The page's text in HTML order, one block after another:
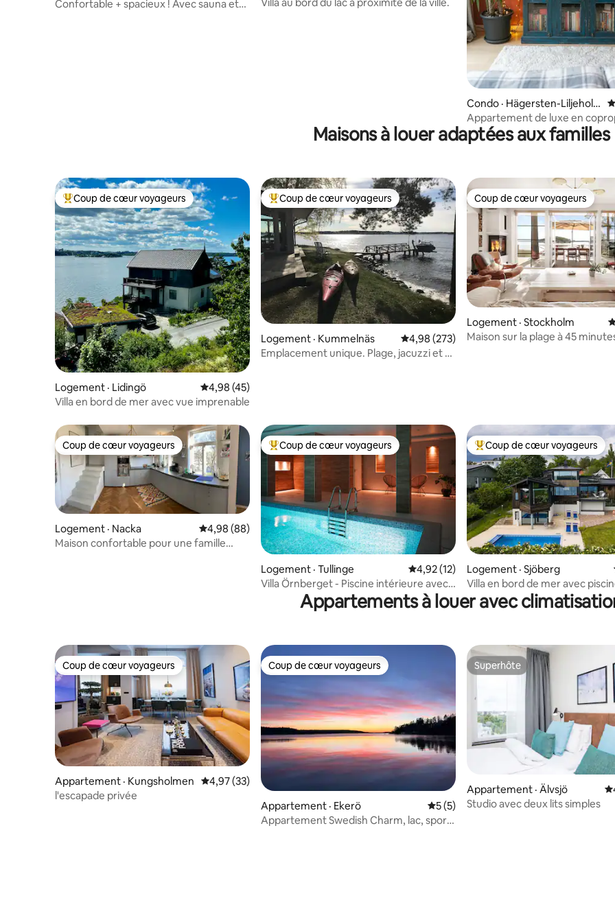
Confortable + spacieux ! Avec sauna et
Condo · Hägersten-Liljehol
men
Appartement de luxe en
avec terrasse et sauna, etc.
Maisons à louer adaptées aux familles
Coup de cœur voyageurs parmi les plus aimés
Coup de cœur voyageurs
Logement · Lidingö Note moyenne de 4,98 sur 5, 45 commentaires
4,98 (45)
Villa en bord de mer avec vue imprenable
Coup de cœur voyageurs parmi les plus aimés
Coup de cœur voyageurs
Logement · Kummelnäs Note moyenne de 4,98 sur 5, 273
4,98 (273)
Emplacement unique. Plage, jacuzzi et à
Coup de cœur voyageurs
Coup de cœur voyageurs
Logement · Stockholm
Maison sur la plage à 45
Coup de cœur voyageurs
Coup de cœur voyageurs
Logement · Nacka Note moyenne de 4,98 sur 5, 88 commentaires
4,98 (88)
Maison confortable pour une famille
Coup de cœur voyageurs parmi les plus aimés
Coup de cœur voyageurs
Logement · Tullinge Note moyenne de 4,92 sur 5, 12
4,92 (12)
Villa Örnberget - Piscine intérieure avec
vue sur le lac
Coup de cœur voyageurs
Coup de cœur voyageurs
Logement · Sjöberg
Villa en bord de mer avec
Appartements à louer avec
Coup de cœur voyageurs
Coup de cœur voyageurs
Appartement · Kungsholmen Note moyenne de 4,97 sur 5, 33 commentaires
4,97 (33)
l'escapade privée
Coup de cœur voyageurs
Coup de cœur voyageurs
Appartement · Ekerö Note moyenne de 5 sur 5, 5
5 (5)
Appartement Swedish Charm, lac, sports
Superhôte
Superhôte
Appartement · Älvsjö
Studio avec deux lits simples